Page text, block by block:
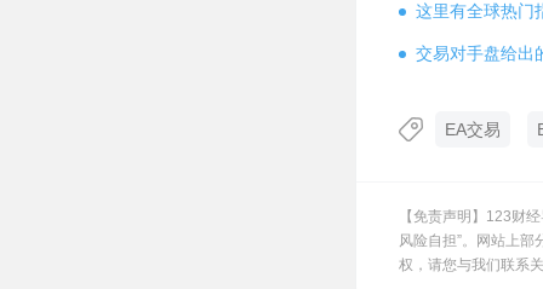
这里有全球热门
交易对手盘给出
EA交易
【免责声明】123财
风险自担”。网站上
权，请您与我们联系